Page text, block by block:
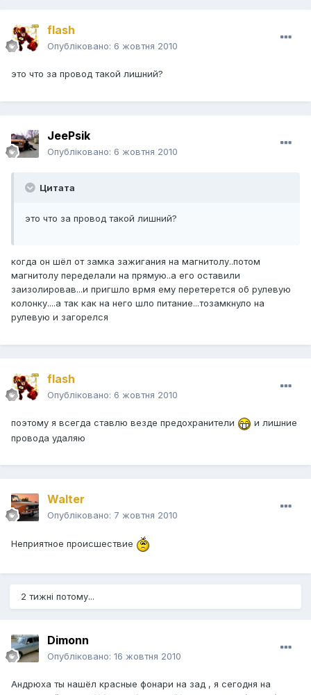
flash
Опубліковано: 6 жовтня 2010
это что за провод такой лишний?
JeePsik
Опубліковано: 6 жовтня 2010
Цитата
это что за провод такой лишний?
когда он шёл от замка зажигания на магнитолу..потом
магнитолу переделали на прямую..а его оставили
заизолировав...и пригшло врмя ему перетерется об рулевую
колонку....а так как на него шло питание...тозамкнуло на
рулевую и загорелся
flash
Опубліковано: 6 жовтня 2010
поэтому я всегда ставлю везде предохранители
и лишние
провода удаляю
Walter
Опубліковано: 7 жовтня 2010
Неприятное происшествие
2 тижні потому...
Dimonn
Опубліковано: 16 жовтня 2010
Андрюха ты нашёл красные фонари на зад , я сегодня на